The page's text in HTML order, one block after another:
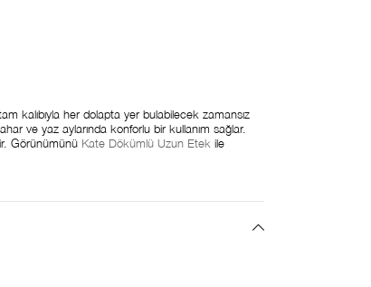
kalıbıyla her dolapta yer bulabilecek zamansız
ve yaz aylarında konforlu bir kullanım sağlar.
Görünümünü Kate Dökümlü Uzun Etek ile